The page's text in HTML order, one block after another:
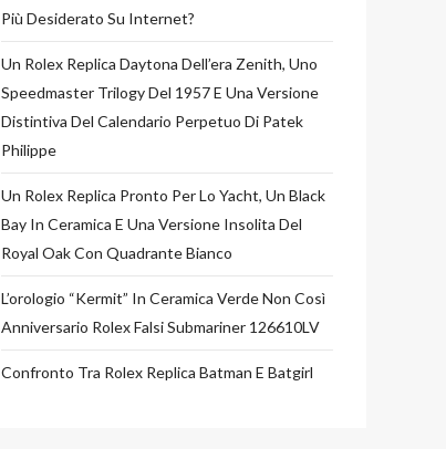
Più Desiderato Su Internet?
Un Rolex Replica Daytona Dell’era Zenith, Uno
Speedmaster Trilogy Del 1957 E Una Versione
Distintiva Del Calendario Perpetuo Di Patek
Philippe
Un Rolex Replica Pronto Per Lo Yacht, Un Black
Bay In Ceramica E Una Versione Insolita Del
Royal Oak Con Quadrante Bianco
L’orologio “Kermit” In Ceramica Verde Non Così
Anniversario Rolex Falsi Submariner 126610LV
Confronto Tra Rolex Replica Batman E Batgirl